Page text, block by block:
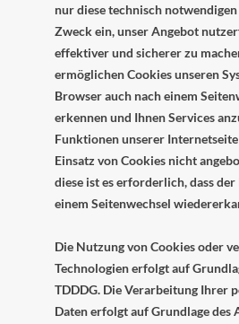
nur diese technisch
Zweck ein, unser Angebot
effektiver und sicherer zu
ermöglichen Cookies unseren
Browser auch nach einem
erkennen und Ihnen Services
Funktionen unserer
Einsatz von Cookies nicht
diese ist es erforderlich, dass
einem Seitenwechsel
Die Nutzung von Cookies oder
Technologien erfolgt auf
TDDDG. Die Verarbeitung Ihrer
Daten erfolgt auf Grundlage des